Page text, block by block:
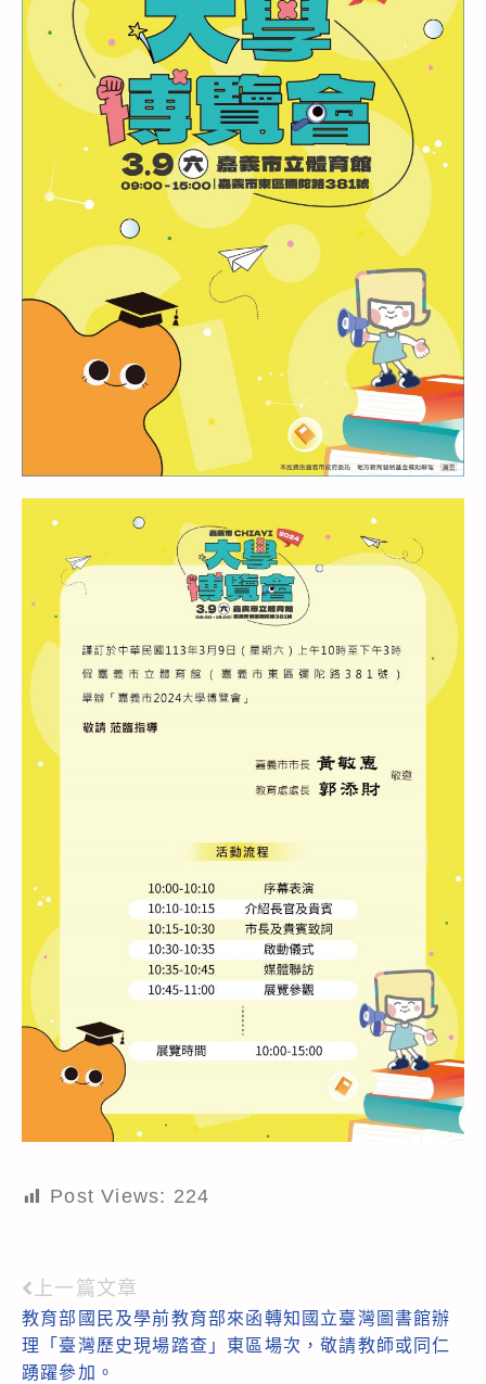
Post Views: 224
Read
more
articles
上一篇文章
教育部國民及學前教育部來函轉知國立臺灣圖書館辦
理「臺灣歷史現場踏查」東區場次，敬請教師或同仁
踴躍參加。